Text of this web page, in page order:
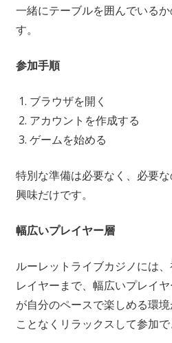
一緒にテーブルを囲んでいる
す。
参加手順
ブラウザを開く
アカウントを作成する
ゲームを始める
特別な準備は必要なく、必要
興味だけです。
幅広いプレイヤー層
ルーレットライブカジノには
レイヤーまで、幅広いプレイ
が自分のペースで楽しめる環
ことなくリラックスして参加で